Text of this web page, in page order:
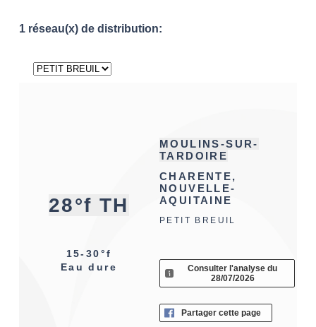
1 réseau(x) de distribution:
28°f TH
15-30°f
Eau dure
MOULINS-SUR-
TARDOIRE
CHARENTE,
NOUVELLE-
AQUITAINE
PETIT BREUIL
Consulter l'analyse du
28/07/2026
Partager cette page